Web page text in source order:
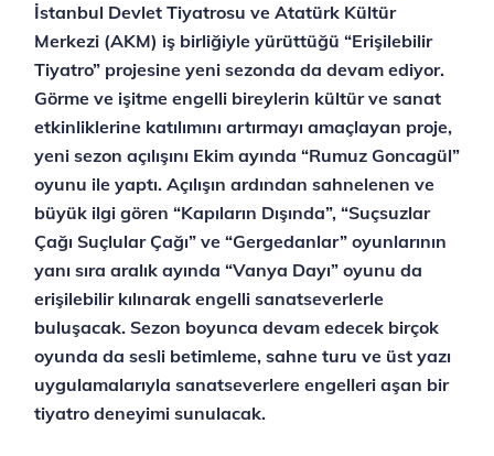
İstanbul Devlet Tiyatrosu ve Atatürk Kültür
Merkezi (AKM) iş birliğiyle yürüttüğü “Erişilebilir
Tiyatro” projesine yeni sezonda da devam ediyor.
Görme ve işitme engelli bireylerin kültür ve sanat
etkinliklerine katılımını artırmayı amaçlayan proje,
yeni sezon açılışını Ekim ayında “Rumuz Goncagül”
oyunu ile yaptı. Açılışın ardından sahnelenen ve
büyük ilgi gören “Kapıların Dışında”, “Suçsuzlar
Çağı Suçlular Çağı” ve “Gergedanlar” oyunlarının
yanı sıra aralık ayında “Vanya Dayı” oyunu da
erişilebilir kılınarak engelli sanatseverlerle
buluşacak. Sezon boyunca devam edecek birçok
oyunda da sesli betimleme, sahne turu ve üst yazı
uygulamalarıyla sanatseverlere engelleri aşan bir
tiyatro deneyimi sunulacak.